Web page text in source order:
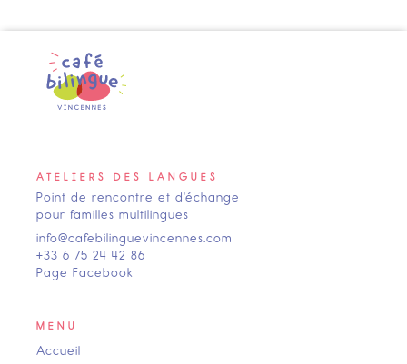
ATELIERS DES LANGUES
Point de rencontre et d'échange
pour familles multilingues
info@cafebilinguevincennes.com
+33 6 75 24 42 86
Page Facebook
MENU
Accueil